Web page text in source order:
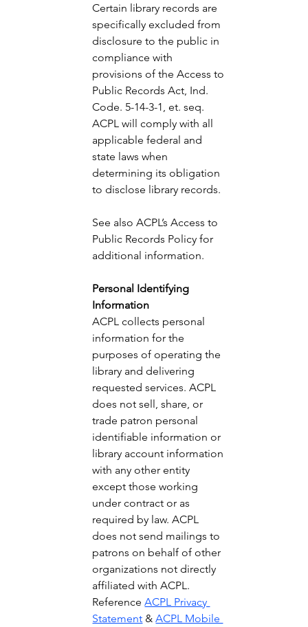
Certain library records are
specifically excluded from
disclosure to the public in
compliance with
provisions of the Access to
Public Records Act, Ind.
Code. 5-14-3-1, et. seq.
ACPL will comply with all
applicable federal and
state laws when
determining its obligation
to disclose library records.
See also ACPL’s Access to
Public Records Policy for
additional information.
Personal Identifying
Information
ACPL collects personal
information for the
purposes of operating the
library and delivering
requested services. ACPL
does not sell, share, or
trade patron personal
identifiable information or
library account information
with any other entity
except those working
under contract or as
required by law. ACPL
does not send mailings to
patrons on behalf of other
organizations not directly
affiliated with ACPL.
Reference ACPL Privacy
Statement & ACPL Mobile